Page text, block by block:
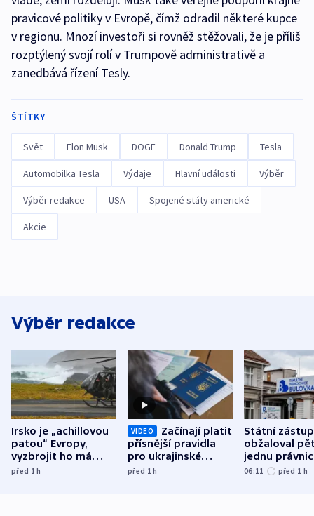
pravicové politiky v Evropě, čímž odradil některé kupce
v regionu. Mnozí investoři si rovněž stěžovali, že je příliš
rozptýlený svojí rolí v Trumpově administrativě a
zanedbává řízení Tesly.
ŠTÍTKY
Svět Elon Musk DOGE Donald Trump Tesla
Automobilka Tesla Výdaje Hlavní události Výběr
Výběr redakce USA Spojené státy americké
Akcie
Výběr redakce
Irsko je „achillovou
patou“ Evropy,
vyzbrojit ho má
Francie
před 1h
VIDEO
Začínají platit
přísnější pravidla
pro ukrajinské
uprchlíky
před 1h
Státní
obžaloval
jednu
osobu v
06:11 před 1 h